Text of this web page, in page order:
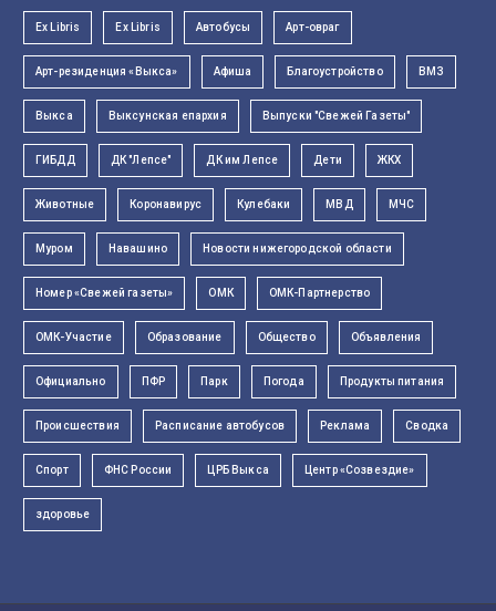
Ex Libris Ex Libris Автобусы Арт-овраг
Арт-резиденция «Выкса» Афиша Благоустройство ВМЗ
Выкса Выксунская епархия Выпуски "Свежей Газеты"
ГИБДД ДК "Лепсе" ДК им Лепсе Дети ЖКХ
Животные Коронавирус Кулебаки МВД МЧС
Муром Навашино Новости нижегородской области
Номер «Свежей газеты» ОМК ОМК-Партнерство
ОМК-Участие Образование Общество Объявления
Официально ПФР Парк Погода Продукты питания
Происшествия Расписание автобусов Реклама Сводка
Спорт ФНС России ЦРБ Выкса Центр «Созвездие»
здоровье